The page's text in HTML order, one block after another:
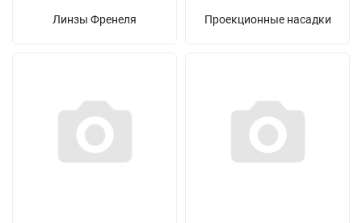
Линзы Френеля Проекционные насадки